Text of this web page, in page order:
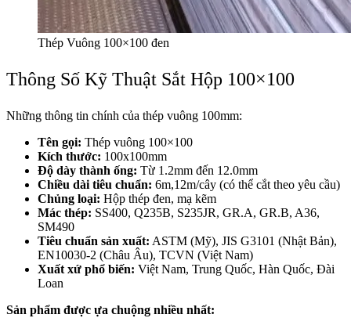
Thép Vuông 100×100 đen
Thông Số Kỹ Thuật Sắt Hộp 100×100
Những thông tin chính của thép vuông 100mm:
Tên gọi: Thép vuông 100×100
Kích thước: 100x100mm
Độ dày thành ống: Từ 1.2mm đến 12.0mm
Chiều dài tiêu chuẩn: 6m,12m/cây (có thể cắt theo yêu cầu)
Chủng loại: Hộp thép đen, mạ kẽm
Mác thép: SS400, Q235B, S235JR, GR.A, GR.B, A36,
SM490
Tiêu chuẩn sản xuất: ASTM (Mỹ), JIS G3101 (Nhật Bản),
EN10030-2 (Châu Âu), TCVN (Việt Nam)
Xuất xứ phổ biến: Việt Nam, Trung Quốc, Hàn Quốc, Đài
Loan
Sản phẩm được ựa chuộng nhiều nhất: